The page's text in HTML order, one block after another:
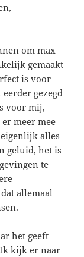
om max
gemaakt
is voor
gezegd
voor mij,
meer mee
alles
geluid, het is
te
allemaal
het geeft
kijk er naar